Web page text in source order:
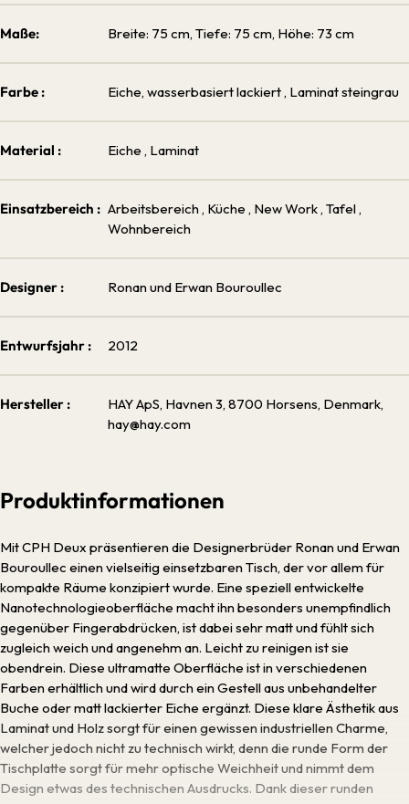
Maße: Breite: 75 cm, Tiefe: 75 cm, Höhe: 73 cm
Farbe : Eiche, wasserbasiert lackiert , Laminat steingrau
Material : Eiche , Laminat
Einsatzbereich : Arbeitsbereich , Küche , New Work , Tafel ,
Wohnbereich
Designer : Ronan und Erwan Bouroullec
Entwurfsjahr : 2012
Hersteller :
HAY ApS, Havnen 3, 8700 Horsens, Denmark,
hay@hay.com
Produktinformationen
Mit CPH Deux präsentieren die Designerbrüder Ronan und Erwan
Bouroullec einen vielseitig einsetzbaren Tisch, der vor allem für
kompakte Räume konzipiert wurde. Eine speziell entwickelte
Nanotechnologieoberfläche macht ihn besonders unempfindlich
gegenüber Fingerabdrücken, ist dabei sehr matt und fühlt sich
zugleich weich und angenehm an. Leicht zu reinigen ist sie
obendrein. Diese ultramatte Oberfläche ist in verschiedenen
Farben erhältlich und wird durch ein Gestell aus unbehandelter
Buche oder matt lackierter Eiche ergänzt. Diese klare Ästhetik aus
Laminat und Holz sorgt für einen gewissen industriellen Charme,
welcher jedoch nicht zu technisch wirkt, denn die runde Form der
Tischplatte sorgt für mehr optische Weichheit und nimmt dem
Design etwas des technischen Ausdrucks. Dank dieser runden